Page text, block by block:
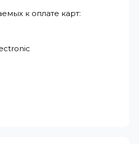
к оплате карт: